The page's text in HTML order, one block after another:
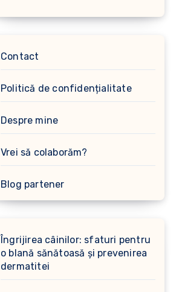
Contact
Politică de confidențialitate
Despre mine
Vrei să colaborăm?
Blog partener
Îngrijirea câinilor: sfaturi pentru
o blană sănătoasă și prevenirea
dermatitei